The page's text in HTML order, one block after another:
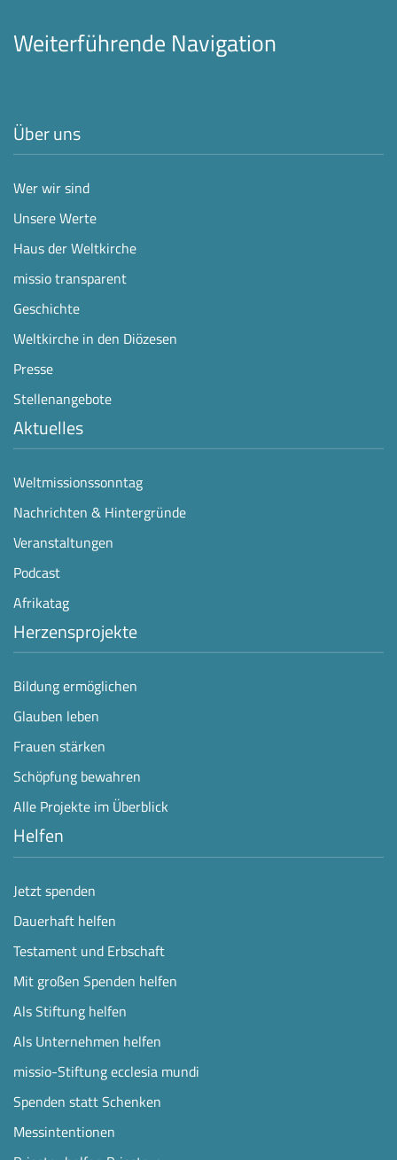
Weiterführende Navigation
Über uns
Wer wir sind
Unsere Werte
Haus der Weltkirche
missio transparent
Geschichte
Weltkirche in den Diözesen
Presse
Stellenangebote
Aktuelles
Weltmissionssonntag
Nachrichten & Hintergründe
Veranstaltungen
Podcast
Afrikatag
Herzensprojekte
Bildung ermöglichen
Glauben leben
Frauen stärken
Schöpfung bewahren
Alle Projekte im Überblick
Helfen
Jetzt spenden
Dauerhaft helfen
Testament und Erbschaft
Mit großen Spenden helfen
Als Stiftung helfen
Als Unternehmen helfen
missio-Stiftung ecclesia mundi
Spenden statt Schenken
Messintentionen